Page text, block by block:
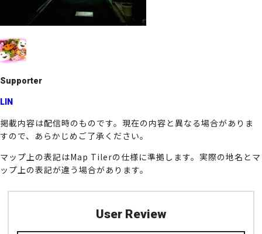
k
Supporter
LIN
掲載内容は配信時のものです。現在の内容と異なる場合がありま
すので、あらかじめご了承ください。
マップ上の表記はMap Tilerの仕様に準拠します。実際の地名とマ
ップ上の表記が違う場合があります。
User Review